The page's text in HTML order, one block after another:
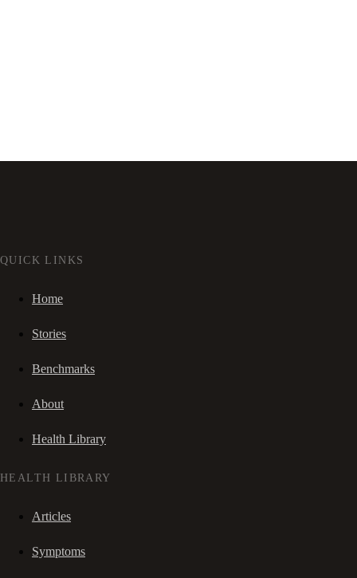
QUICK LINKS
Home
Stories
Benchmarks
About
Health Library
HEALTH LIBRARY
Articles
Symptoms